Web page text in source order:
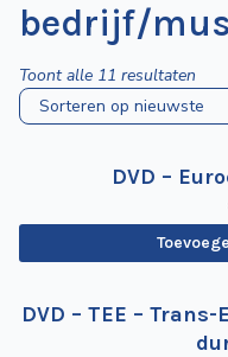
Ons
aanbod
Over
Wegwijzer
bedrijf/
Toont alle 11 resultaten
op
DVD –
DVD – TEE –